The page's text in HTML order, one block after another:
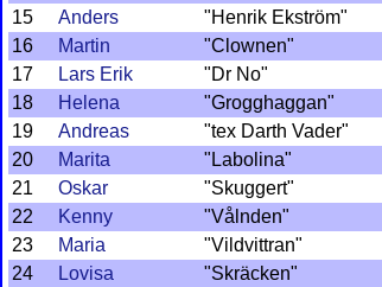
15
Anders "Henrik Ekström"
16
Martin "Clownen"
17
Lars Erik "Dr No"
18
Helena "Grogghaggan"
19
Andreas "tex Darth Vader"
20
Marita "Labolina"
21
Oskar "Skuggert"
22
Kenny "Vålnden"
23
Maria "Vildvittran"
24
Lovisa "Skräcken"